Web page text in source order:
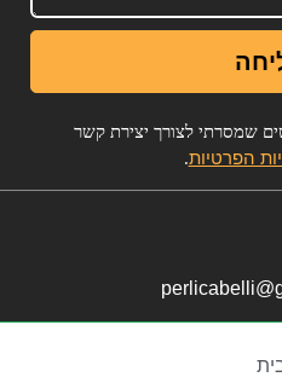
שמסרתי לצורך יצירת קשר
הפרטיות.